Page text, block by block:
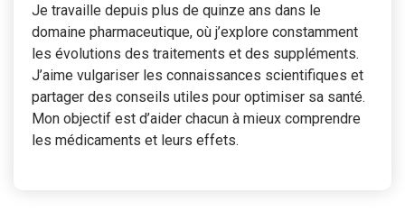
Je travaille depuis plus de quinze ans dans le
domaine pharmaceutique, où j’explore constamment
les évolutions des traitements et des suppléments.
J’aime vulgariser les connaissances scientifiques et
partager des conseils utiles pour optimiser sa santé.
Mon objectif est d’aider chacun à mieux comprendre
les médicaments et leurs effets.